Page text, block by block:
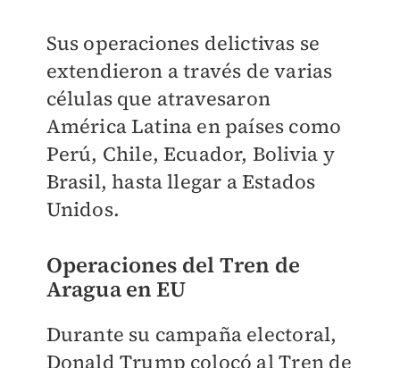
Sus operaciones delictivas se
extendieron a través de varias
células que atravesaron
América Latina en países como
Perú, Chile, Ecuador, Bolivia y
Brasil, hasta llegar a Estados
Unidos.
Operaciones del Tren de
Aragua en EU
Durante su campaña electoral,
Donald Trump colocó al Tren de